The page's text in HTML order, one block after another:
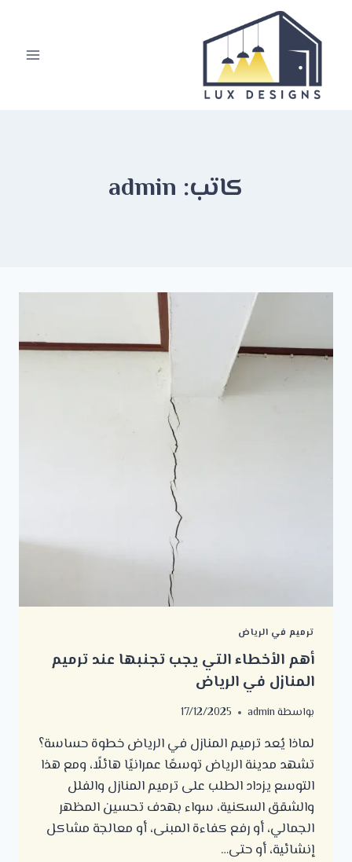
المحتوى
كاتب: admin
ترميم في الرياض
أهم الأخطاء التي يجب تجنبها عند ترميم
المنازل في الرياض
بواسطةadmin
17/12/2025
لماذا يُعد ترميم المنازل في الرياض خطوة حساسة؟
تشهد مدينة الرياض توسعًا عمرانيًا هائلًا، ومع هذا
التوسع يزداد الطلب على ترميم المنازل والفلل
والشقق السكنية، سواء بهدف تحسين المظهر
الجمالي، أو رفع كفاءة المبنى، أو معالجة مشاكل
إنشائية، أو حتى…